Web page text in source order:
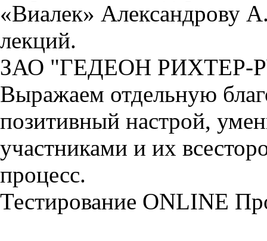
«Виалек» Александрову
лекций.
ЗАО "ГЕДЕОН РИХТЕР-
Выражаем отдельную
позитивный настрой,
участниками и их
процесс.
Тестирование ONLINE